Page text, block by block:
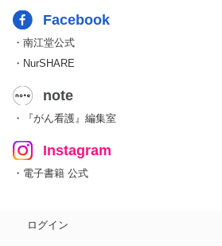
Facebook
・南江堂公式
・NurSHARE
note
・『がん看護』編集室
Instagram
・電子書籍 公式
ログイン